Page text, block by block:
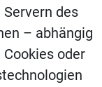
des
– abhängig
oder